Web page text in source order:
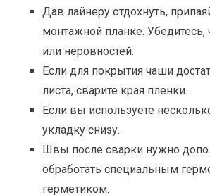
Дав лайнеру отдохнуть,
монтажной планке. Убедитесь,
или неровностей.
Если для покрытия чаши
листа, сварите края пленки.
Если вы используете
укладку снизу.
Швы после сварки нужно
обработать специальным
герметиком.